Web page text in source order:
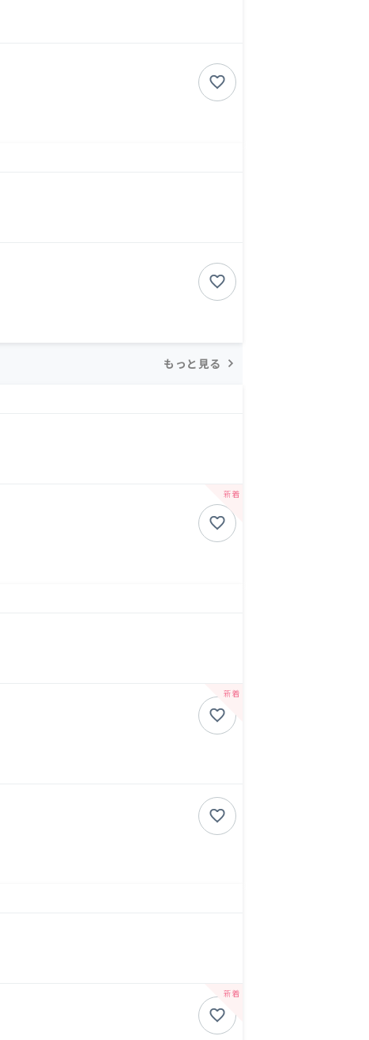
もっと見る